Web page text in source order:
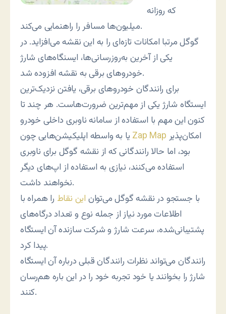
که روزانه
میلیون‌ها مسافر را راهنمایی می‌کند.
گوگل مرتبا امکانات تازه‌ای را به این نقشه می‌افزاید. در
یکی از آخرین به‌روزرسانی‌ها، ایسنگاه‌های شارژ
خودروهای برقی به نقشه افزوده شد.
برای رانندگان خودروهای برقی، یافتن نزدیک‌ترین
ایستگاه شارژ یکی از مهم‌ترین ضرورت‌هاست. هر چند تا
کنون این مهم با استفاده از سامانه ناوبری داخلی خودرو
Zap Map
بود، اما حالا رانندگانی که از نقشه گوگل برای ناوبری
استفاده می‌کنند، نیازی به استفاده از اپ‌های دیگر
نخواهند داشت.
با جستجو در نقشه گوگل می‌توان این نقاط را همراه با
اطلاعات مورد نیاز از جمله نوع و تعداد درگاه‌های
پشتیبانی‌شده، سرعت شارژ و شرکت سازنده آن ایستگاه
پیدا کرد.
رانندگان می‌تواند نظرات رانندگان قبلی درباره آن ایستگاه
شارژ را بخوانند یا خود تجربه خود را در این باره هم‌رسان
کنند.